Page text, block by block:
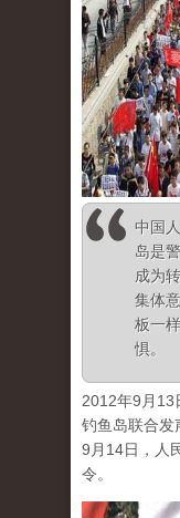
中国
岛是
成为
集体
板一
惧。
2012年9月13
钓鱼岛联合发
9月14日，人
令。